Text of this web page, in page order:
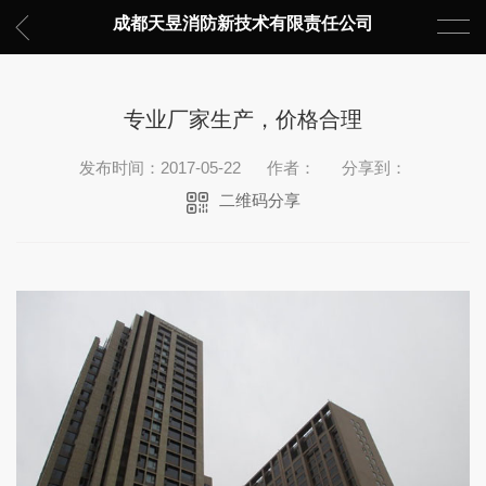
成都天昱消防新技术有限责任公司
专业厂家生产，价格合理
发布时间：2017-05-22 作者：
分享到：
二维码分享